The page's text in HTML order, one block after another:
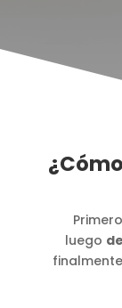
Primero
luego